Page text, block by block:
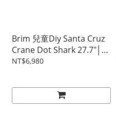
Brim 兒童Diy Santa Cruz
Crane Dot Shark 27.7"│衝
浪滑板
NT$6,980